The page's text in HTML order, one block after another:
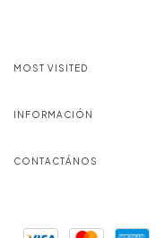
MOST VISITED
INFORMACIÓN
CONTACTÁNOS